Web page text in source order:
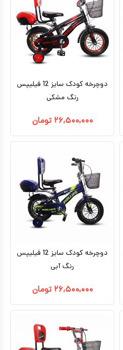
دوچرخه کودک سایز 12 فیلیپس
رنگ مشکی
۲۶,۵۰۰,۰۰۰ تومان
دوچرخه کودک سایز 12 فیلیپس
رنگ آبی
۲۶,۵۰۰,۰۰۰ تومان